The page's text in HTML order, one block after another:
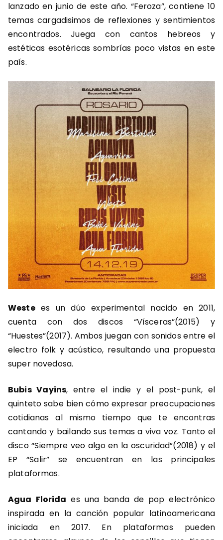
lanzado en junio de este año. “Feroza”, contiene 10
temas cargadisimos de reflexiones y sentimientos
encontrados. Juega con cantos hebreos y
estéticas esotéricas sombrías poco vistas en este
país.
Westees un dúo experimental nacido en 2011,
cuenta con dos discos “Vísceras”(2015) y
“Huestes”(2017). Ambos juegan con sonidos entre el
electro folk y acústico, resultando una propuesta
super novedosa.
Bubis Vayins, entre el indie y el post-punk, el
quinteto sabe bien cómo expresar preocupaciones
cotidianas al mismo tiempo que te encontras
cantando y bailando sus temas a viva voz. Tanto el
disco “Siempre veo algo en la oscuridad”(2018) y el
EP “Salir” se encuentran en las principales
plataformas.
Agua Florida es una banda de pop electrónico
inspirada en la canción popular latinoamericana
iniciada en 2017. En plataformas pueden